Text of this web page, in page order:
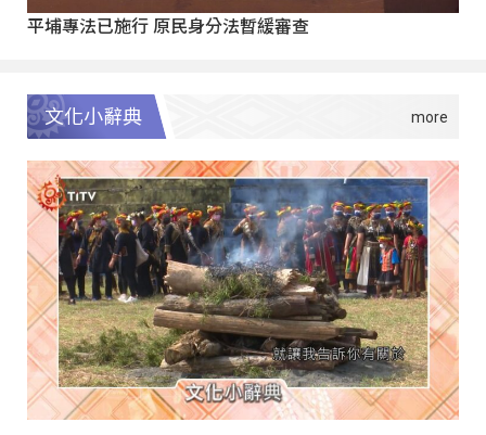
平埔專法已施行 原民身分法暫緩審查
文化小辭典